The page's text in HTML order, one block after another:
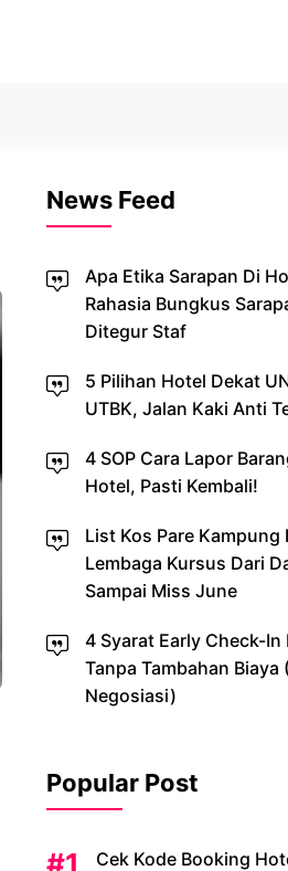
News Feed
Apa Etika Sarapan Di
Rahasia Bungkus
Ditegur Staf
5 Pilihan Hotel Dekat
UTBK, Jalan Kaki Anti
4 SOP Cara Lapor
Hotel, Pasti Kembali!
List Kos Pare
Lembaga Kursus Dari
Sampai Miss June
4 Syarat Early Check-In
Tanpa Tambahan Biaya
Negosiasi)
Popular Post
Cek Kode Booking